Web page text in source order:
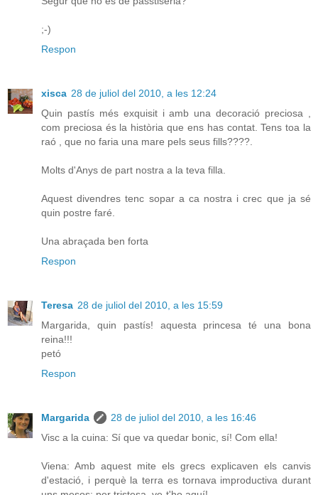
;-)
Respon
xisca 28 de juliol del 2010, a les 12:24
Quin pastís més exquisit i amb una decoració preciosa ,
com preciosa és la història que ens has contat. Tens toa la
raó , que no faria una mare pels seus fills????.
Molts d'Anys de part nostra a la teva filla.
Aquest divendres tenc sopar a ca nostra i crec que ja sé
quin postre faré.
Una abraçada ben forta
Respon
Teresa 28 de juliol del 2010, a les 15:59
Margarida, quin pastís! aquesta princesa té una bona
reina!!!
petó
Respon
Margarida
28 de juliol del 2010, a les 16:46
Visc a la cuina: Sí que va quedar bonic, sí! Com ella!
Viena: Amb aquest mite els grecs explicaven els canvis
d'estació, i perquè la terra es tornava improductiva durant